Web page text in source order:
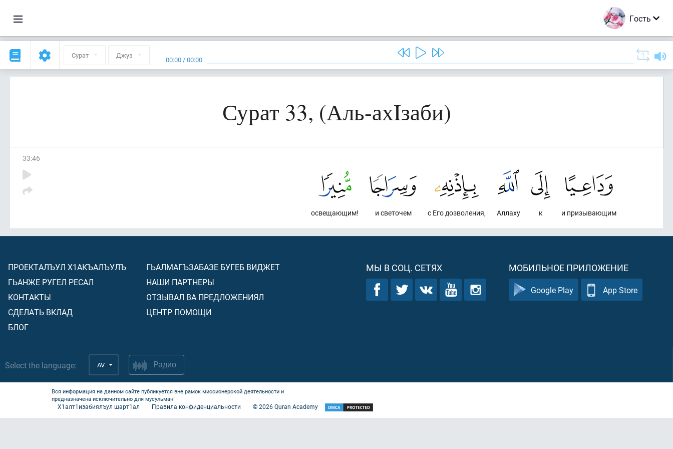
Гость
Сурат Джуз 00:00 /00:00
Сурат 33, (Аль-ахIзаби)
33:46
и призывающим
к
Аллаху
с Его дозволения,
и светочем
освещающим!
ПРОЕКТАЛЪУЛ Х1АКЪАЛЪУЛЪ
ГЬАНЖЕ РУГЕЛ РЕСАЛ
КОНТАКТЫ
СДЕЛАТЬ ВКЛАД
БЛОГ
ГЬАЛМАГЪЗАБАЗЕ БУГЕБ ВИДЖЕТ
НАШИ ПАРТНЕРЫ
ОТЗЫВАЛ ВА ПРЕДЛОЖЕНИЯЛ
ЦЕНТР ПОМОЩИ
МЫ В СОЦ. СЕТЯХ МОБИЛЬНОЕ ПРИЛОЖЕНИЕ
Google Play App Store
Select the language: AV Радио
Вся информация на данном сайте публикуется вне рамок миссионерской деятельности и
предназначена исключительно для мусульман!
Х1алт1изабиялъул шарт1ал Правила конфиденциальности ©2026Quran Academy